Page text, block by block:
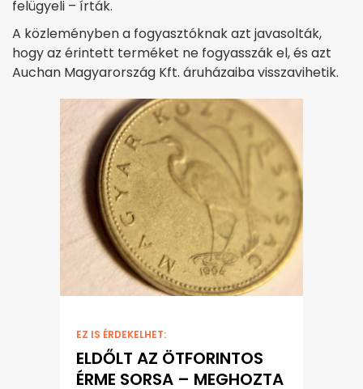
felügyeli – írták.
A közleményben a fogyasztóknak azt javasolták,
hogy az érintett terméket ne fogyasszák el, és azt
Auchan Magyarország Kft. áruházaiba visszavihetik.
EZ IS ÉRDEKELHET:
ELDŐLT AZ ÖTFORINTOS
ÉRME SORSA – MEGHOZTA